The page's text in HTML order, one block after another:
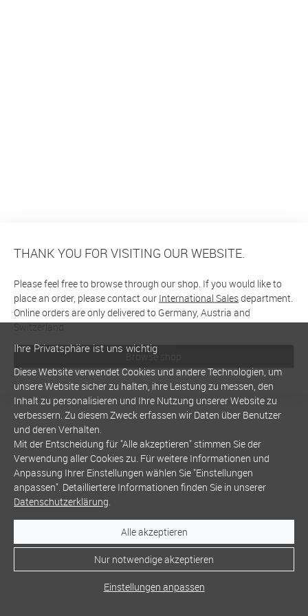
THANK YOU FOR VISITING OUR WEBSITE.
Please feel free to browse through our shop. If you would like to
place an order, please contact our International Salesdepartment.
Online orders are only delivered to Germany, Austria and
Switzerland
Browse shop
Ihre Privatsphäre ist uns wichtig
Diese Website verwendet Cookies und andere Technologien, um
unsere Website sicher zu halten, ihre Leistung zu messen, den
Inhalt zu personalisieren und Ihre Nutzung unserer Website zu
verbessern. Zu diesem Zweck erfassen wir Daten über Benutzer
und deren Verhalten.
Mit der Entscheidung für "Alle akzeptieren" stimmen Sie der
Verwendung aller Cookies zu. Für weitere Informationen und
Anpassung Ihrer Einstellungen wählen Sie "Einstellungen
anpassen". Detailliertere Informationen finden Sie in unserer
Datenschutzerklärung.
Alle akzeptieren
Nur notwendige akzeptieren
Einstellungen anpassen